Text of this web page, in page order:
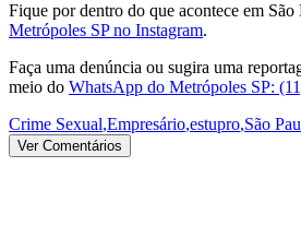
Fique por dentro do que acontece em São
Metrópoles SP no Instagram.
Faça uma denúncia ou sugira uma
meio do WhatsApp do Metrópoles SP:
Crime Sexual,Empresário,estupro,São
Ver Comentários